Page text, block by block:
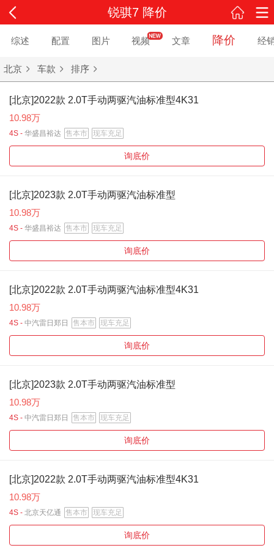
锐骐7 降价
综述 配置 图片 视频 文章 降价 经
北京 车款 排序
[北京]2022款 2.0T手动两驱汽油标准型4K31
10.98万
4S - 华盛昌裕达 售本市 现车充足
询底价
[北京]2023款 2.0T手动两驱汽油标准型
10.98万
4S - 华盛昌裕达 售本市 现车充足
询底价
[北京]2022款 2.0T手动两驱汽油标准型4K31
10.98万
4S - 中汽雷日郑日 售本市 现车充足
询底价
[北京]2023款 2.0T手动两驱汽油标准型
10.98万
4S - 中汽雷日郑日 售本市 现车充足
询底价
[北京]2022款 2.0T手动两驱汽油标准型4K31
10.98万
4S - 北京天亿通 售本市 现车充足
询底价